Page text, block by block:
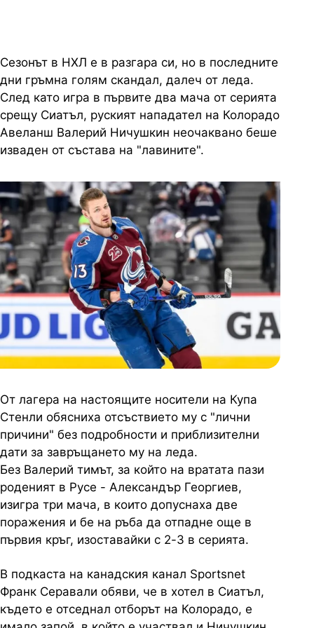
Сезонът в НХЛ е в разгара си, но в последните
дни гръмна голям скандал, далеч от леда.
След като игра в първите два мача от серията
срещу Сиатъл, руският нападател на Колорадо
Авеланш Валерий Ничушкин неочаквано беше
изваден от състава на "лавините".
От лагера на настоящите носители на Купа
Стенли обясниха отсъствието му с "лични
причини" без подробности и приблизителни
дати за завръщането му на леда.
Без Валерий тимът, за който на вратата пази
роденият в Русе - Александър Георгиев,
изигра три мача, в които допуснаха две
поражения и бе на ръба да отпадне още в
първия кръг, изоставайки с 2-3 в серията.
В подкаста на канадския канал Sportsnet
Франк Серавали обяви, че в хотел в Сиатъл,
където е отседнал отборът на Колорадо, е